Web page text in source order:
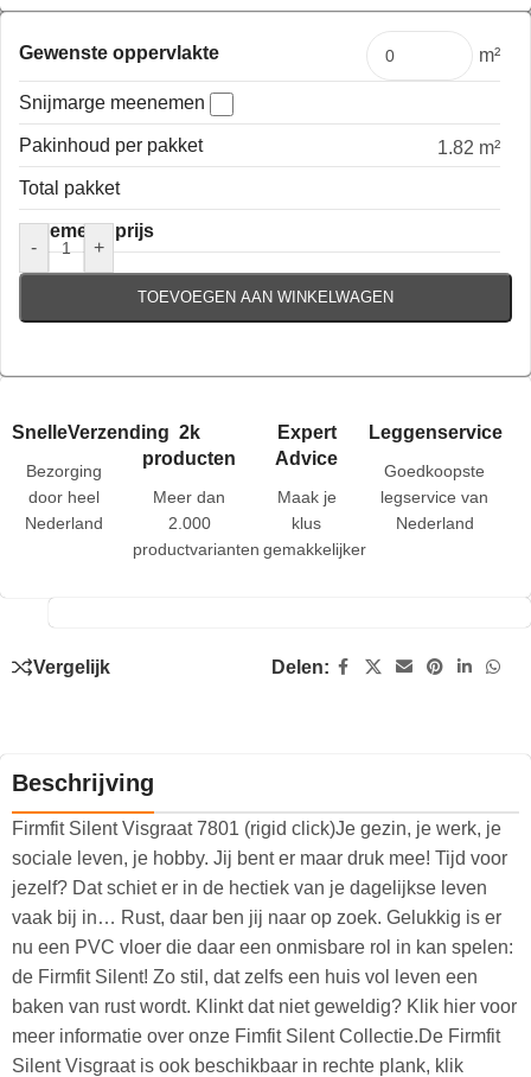
€205,21 Pakket
Gewenste oppervlakte m²
Snijmarge meenemen
Pakinhoud per pakket
1.82 m²
Total pakket
Algemene prijs
-
+
TOEVOEGEN AAN WINKELWAGEN
SnelleVerzending
Bezorging
door heel
Nederland
2k
producten
Meer dan
2.000
productvarianten
Expert
Advice
Maak je
klus
gemakkelijker
Leggenservice
Goedkoopste
legservice van
Nederland
Vergelijk Delen:
Beschrijving
Firmfit Silent Visgraat 7801 (rigid click)Je gezin, je werk, je
sociale leven, je hobby. Jij bent er maar druk mee! Tijd voor
jezelf? Dat schiet er in de hectiek van je dagelijkse leven
vaak bij in… Rust, daar ben jij naar op zoek. Gelukkig is er
nu een PVC vloer die daar een onmisbare rol in kan spelen:
de Firmfit Silent! Zo stil, dat zelfs een huis vol leven een
baken van rust wordt. Klinkt dat niet geweldig? Klik hier voor
meer informatie over onze Fimfit Silent Collectie.De Firmfit
Silent Visgraat is ook beschikbaar in rechte plank, klik